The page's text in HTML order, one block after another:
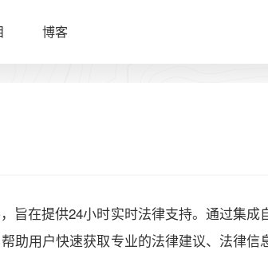
博客
旨在提供24小时实时法律支持。通过集成
助用户快速获取专业的法律建议、法律信